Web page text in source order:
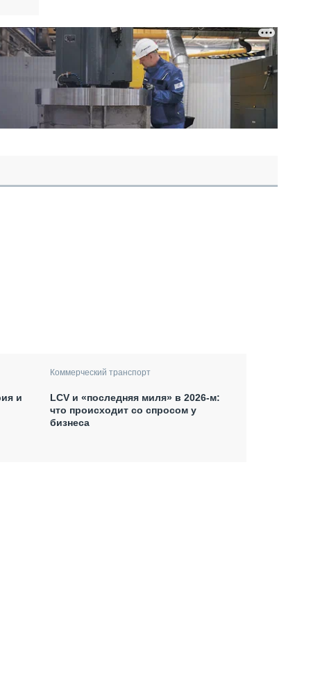
и
Коммерческий транспорт
LCV и «последняя миля» в 2026-м:
что происходит со спросом у
бизнеса